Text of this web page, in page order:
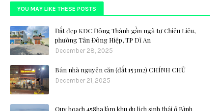
YOU MAY LIKE THESE POSTS
Đất đẹp KDC Đông Thành gần ngã tư Chiêu Liêu,
phường Tân Đông Hiệp, TP Dĩ An
December 28, 2025
Bán nhà nguyên căn (đất 153m2) CHÍNH CHỦ
December 21, 2025
Quy hoạch 458ha làm khu du lịch sinh thái ở Bình